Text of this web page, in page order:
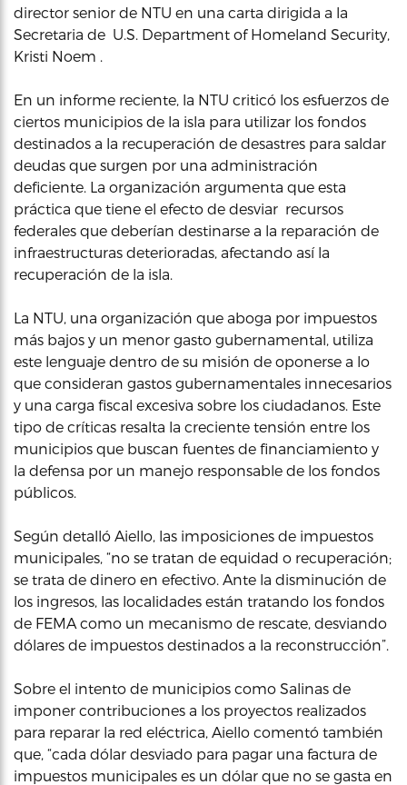
director senior de NTU en una carta dirigida a la
Secretaria de U.S. Department of Homeland Security,
Kristi Noem .
En un informe reciente, la NTU criticó los esfuerzos de
ciertos municipios de la isla para utilizar los fondos
destinados a la recuperación de desastres para saldar
deudas que surgen por una administración
deficiente. La organización argumenta que esta
práctica que tiene el efecto de desviar recursos
federales que deberían destinarse a la reparación de
infraestructuras deterioradas, afectando así la
recuperación de la isla.
La NTU, una organización que aboga por impuestos
más bajos y un menor gasto gubernamental, utiliza
este lenguaje dentro de su misión de oponerse a lo
que consideran gastos gubernamentales innecesarios
y una carga fiscal excesiva sobre los ciudadanos. Este
tipo de críticas resalta la creciente tensión entre los
municipios que buscan fuentes de financiamiento y
la defensa por un manejo responsable de los fondos
públicos.
Según detalló Aiello, las imposiciones de impuestos
municipales, “no se tratan de equidad o recuperación;
se trata de dinero en efectivo. Ante la disminución de
los ingresos, las localidades están tratando los fondos
de FEMA como un mecanismo de rescate, desviando
dólares de impuestos destinados a la reconstrucción”.
Sobre el intento de municipios como Salinas de
imponer contribuciones a los proyectos realizados
para reparar la red eléctrica, Aiello comentó también
que, “cada dólar desviado para pagar una factura de
impuestos municipales es un dólar que no se gasta en